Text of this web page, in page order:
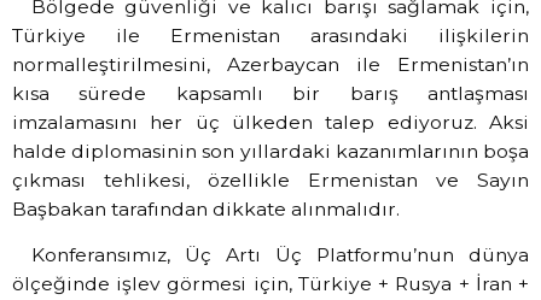
Bölgede güvenliği ve kalıcı barışı sağlamak için,
Türkiye ile Ermenistan arasındaki ilişkilerin
normalleştirilmesini, Azerbaycan ile Ermenistan’ın
kısa sürede kapsamlı bir barış antlaşması
imzalamasını her üç ülkeden talep ediyoruz. Aksi
halde diplomasinin son yıllardaki kazanımlarının boşa
çıkması tehlikesi, özellikle Ermenistan ve Sayın
Başbakan tarafından dikkate alınmalıdır.
Konferansımız, Üç Artı Üç Platformu’nun dünya
ölçeğinde işlev görmesi için, Türkiye + Rusya + İran +